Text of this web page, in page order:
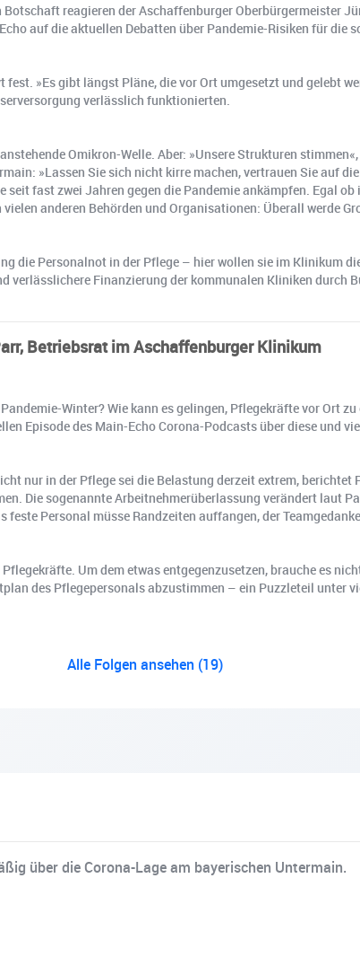
reagieren der Aschaffenburger Oberbürgermeister
auf die aktuellen Debatten über Pandemie-Risiken für die
»Es gibt längst Pläne, die vor Ort umgesetzt und gelebt
verlässlich funktionierten.
Omikron-Welle. Aber: »Unsere Strukturen
»Lassen Sie sich nicht kirre machen, vertrauen Sie auf
fast zwei Jahren gegen die Pandemie ankämpfen. Egal
anderen Behörden und Organisationen: Überall werde
die Personalnot in der Pflege – hier wollen sie im Klinikum
verlässlichere Finanzierung der kommunalen Kliniken durch
Betriebsrat im Aschaffenburger Klinikum
Winter? Wie kann es gelingen, Pflegekräfte vor Ort
Episode des Main-Echo Corona-Podcasts über diese und
nur in der Pflege sei die Belastung derzeit extrem, berichtet
Die sogenannte Arbeitnehmerüberlassung verändert laut
Personal müsse Randzeiten auffangen, der
Um dem etwas entgegenzusetzen, brauche es
des Pflegepersonals abzustimmen – ein Puzzleteil unter
Alle Folgen ansehen (19)
über die Corona-Lage am bayerischen Untermain.